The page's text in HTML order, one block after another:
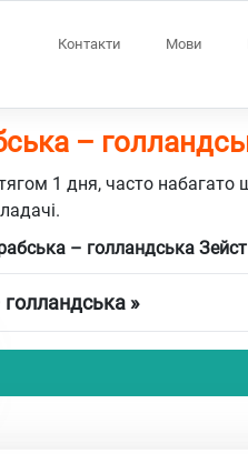
Контакти Мови
–
1 дня, часто набагато
– голландська Зейст
»